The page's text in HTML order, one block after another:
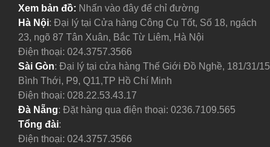
Xem bản đồ: Nhấn vào đây để chỉ đường
Hà Nội: Đại lý tại Cửa hàng Công Cụ Tốt, Số 18, ngách
23, ngõ 87 Tân Xuân, Bắc Từ Liêm, Hà Nội
Điện thoại: 024.3757.3566
Sài Gòn: Đại lý tại cửa hàng Thế Giới Đồ Nghề, 181/31/15
Bình Thới, P9, Q11,TP Hồ Chí Minh
Điện thoại: 028.22.53.43.17
Đà Nẵng: Đặt hàng qua điện thoại: 0236.7109.565
Tổng đài:
Điện thoại: 024.3757.3566